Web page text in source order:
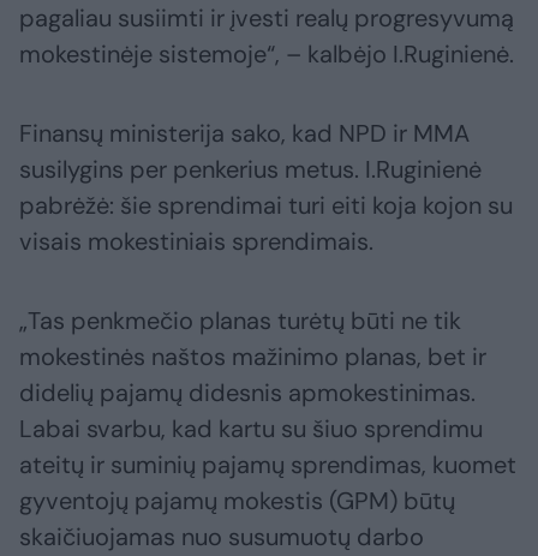
pagaliau susiimti ir įvesti realų progresyvumą
mokestinėje sistemoje“, – kalbėjo I.Ruginienė.
Finansų ministerija sako, kad NPD ir MMA
susilygins per penkerius metus. I.Ruginienė
pabrėžė: šie sprendimai turi eiti koja kojon su
visais mokestiniais sprendimais.
„Tas penkmečio planas turėtų būti ne tik
mokestinės naštos mažinimo planas, bet ir
didelių pajamų didesnis apmokestinimas.
Labai svarbu, kad kartu su šiuo sprendimu
ateitų ir suminių pajamų sprendimas, kuomet
gyventojų pajamų mokestis (GPM) būtų
skaičiuojamas nuo susumuotų darbo